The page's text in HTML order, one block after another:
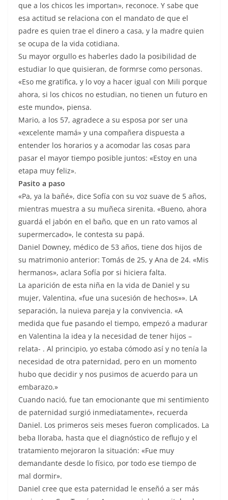
que a los chicos les importan», reconoce. Y sabe que
esa actitud se relaciona con el mandato de que el
padre es quien trae el dinero a casa, y la madre quien
se ocupa de la vida cotidiana.
Su mayor orgullo es haberles dado la posibilidad de
estudiar lo que quisieran, de formrse como personas.
«Eso me gratifica, y lo voy a hacer igual con Mili porque
ahora, si los chicos no estudian, no tienen un futuro en
este mundo», piensa.
Mario, a los 57, agradece a su esposa por ser una
«excelente mamá» y una compañera dispuesta a
entender los horarios y a acomodar las cosas para
pasar el mayor tiempo posible juntos: «Estoy en una
etapa muy feliz».
Pasito a paso
«Pa, ya la bañé», dice Sofía con su voz suave de 5 años,
mientras muestra a su muñeca sirenita. «Bueno, ahora
guardá el jabón en el baño, que en un rato vamos al
supermercado», le contesta su papá.
Daniel Downey, médico de 53 años, tiene dos hijos de
su matrimonio anterior: Tomás de 25, y Ana de 24. «Mis
hermanos», aclara Sofía por si hiciera falta.
La aparición de esta niña en la vida de Daniel y su
mujer, Valentina, «fue una sucesión de hechos»». LA
separación, la nuieva pareja y la convivencia. «A
medida que fue pasando el tiempo, empezó a madurar
en Valentina la idea y la necesidad de tener hijos –
relata- . Al principio, yo estaba cómodo así y no tenía la
necesidad de otra paternidad, pero en un momento
hubo que decidir y nos pusimos de acuerdo para un
embarazo.»
Cuando nació, fue tan emocionante que mi sentimiento
de paternidad surgió inmediatamente», recuerda
Daniel. Los primeros seis meses fueron complicados. La
beba lloraba, hasta que el diagnóstico de reflujo y el
tratamiento mejoraron la situación: «Fue muy
demandante desde lo físico, por todo ese tiempo de
mal dormir».
Daniel cree que esta paternidad le enseñó a ser más